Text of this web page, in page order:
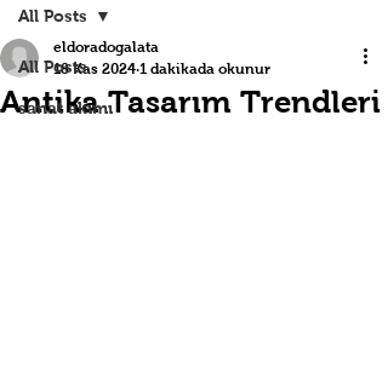
All Posts
sanat akımı
All Posts
Antika Tasarım Trendleri
eldoradogalata
18 Kas 2024 1 dakikada okunur